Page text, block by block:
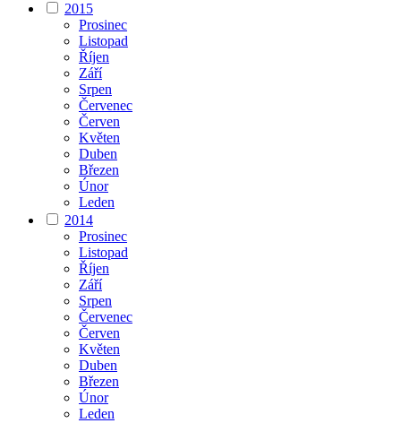
2015
Prosinec
Listopad
Říjen
Září
Srpen
Červenec
Červen
Květen
Duben
Březen
Únor
Leden
2014
Prosinec
Listopad
Říjen
Září
Srpen
Červenec
Červen
Květen
Duben
Březen
Únor
Leden